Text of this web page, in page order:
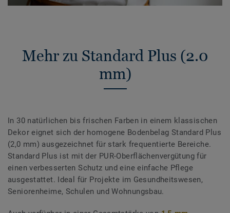
Mehr zu Standard Plus (2.0
mm)
In 30 natürlichen bis frischen Farben in einem klassischen
Dekor eignet sich der homogene Bodenbelag Standard Plus
(2,0 mm) ausgezeichnet für stark frequentierte Bereiche.
Standard Plus ist mit der PUR-Oberflächenvergütung für
einen verbesserten Schutz und eine einfache Pflege
ausgestattet. Ideal für Projekte im Gesundheitswesen,
Seniorenheime, Schulen und Wohnungsbau.